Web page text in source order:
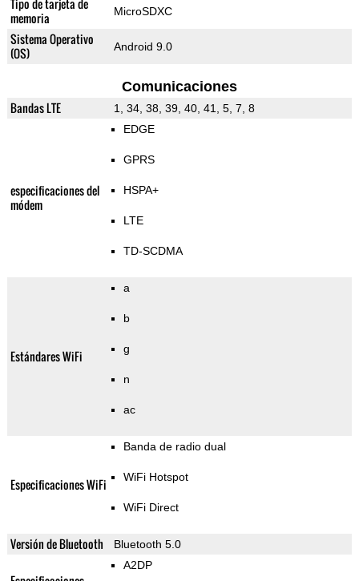
Tipo de tarjeta de
memoria
MicroSDXC
Sistema Operativo
(OS)
Android 9.0
Comunicaciones
Bandas LTE 1, 34, 38, 39, 40, 41, 5, 7, 8
especificaciones del
módem
EDGE
GPRS
HSPA+
LTE
TD-SCDMA
Estándares WiFi
a
b
g
n
ac
Especificaciones WiFi
Banda de radio dual
WiFi Hotspot
WiFi Direct
Versión de Bluetooth Bluetooth 5.0
A2DP